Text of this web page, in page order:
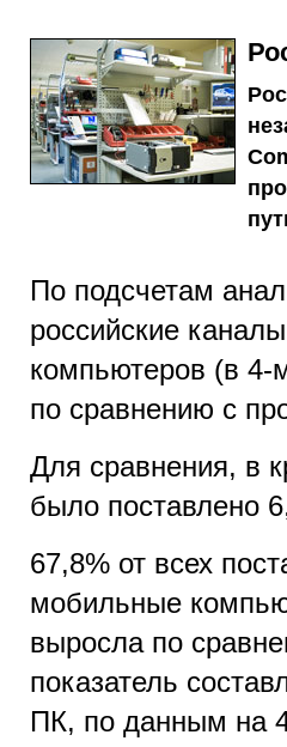
По подсчетам
российские
компьютеров (в
по сравнению с
Для сравнения, в
было поставлено
67,8% от всех
мобильные
выросла по
показатель
ПК, по данным на 4